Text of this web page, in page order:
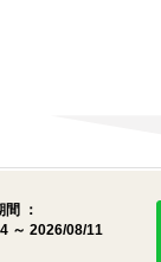
：
～ 2026/08/11